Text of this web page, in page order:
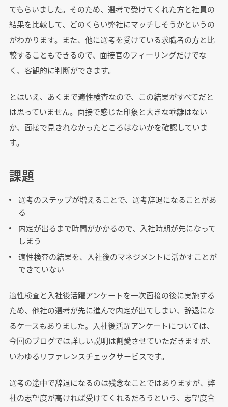
てもらいました。そのため、選考で受けてくれた方と社員の
結果を比較して、どのくらい弊社にマッチしそうかというの
がわかります。また、他に選考を受けている求職者の方と比
較することもできるので、面接官のフィーリングだけでな
く、客観的に判断ができます。
とはいえ、あくまで適性検査なので、この結果がすべてだと
は思っていません。面接で感じた印象と大きな乖離はない
か、面接で見きれなかったところはないかを確認していま
す。
課題
選考のステップが増えることで、選考辞退になることがあ
る
内定が出るまで時間がかかるので、入社時期が先になって
しまう
適性検査の結果を、入社後のマネジメントに活かすことが
できていない
適性検査と入社後活躍アンケートを一次面接の後に実施する
ため、他社の選考が先に進んで内定が出てしまい、辞退にな
るケースもありました。入社後活躍アンケートについては、
今回のブログでは詳しい説明は割愛させていただきますが、
いわゆるリファレンスチェックサービスです。
選考の途中で辞退になるのは残念なことではありますが、弊
社の志望度が高ければ受けてくれるだろうという、志望度合